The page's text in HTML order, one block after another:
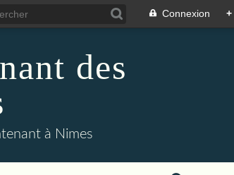
Connexion +
des
à Nimes